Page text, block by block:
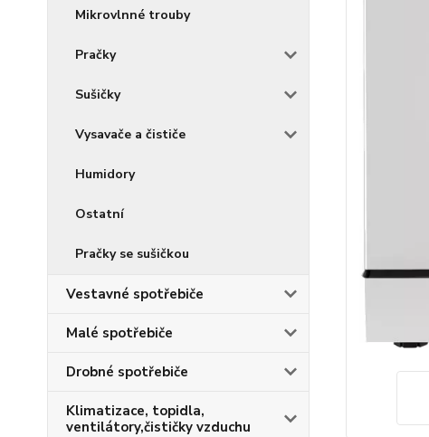
Mikrovlnné trouby
Pračky
Sušičky
Vysavače a čističe
Humidory
Ostatní
Pračky se sušičkou
Vestavné spotřebiče
Malé spotřebiče
Drobné spotřebiče
Klimatizace, topidla,
ventilátory,čističky vzduchu